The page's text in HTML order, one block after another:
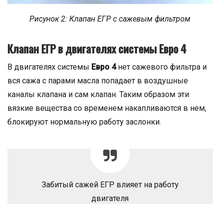
Рисунок 2: Клапан ЕГР с сажевым фильтром
Клапан ЕГР в двигателях системы Евро 4
В двигателях системы Евро 4нет сажевого фильтра и
вся сажа с парами масла попадает в воздушные
каналы клапана и сам клапан. Таким образом эти
вязкие вещества со временем накапливаются в нем,
блокируют нормальную работу заслонки.
Забитый сажей ЕГР влияет на работу
двигателя